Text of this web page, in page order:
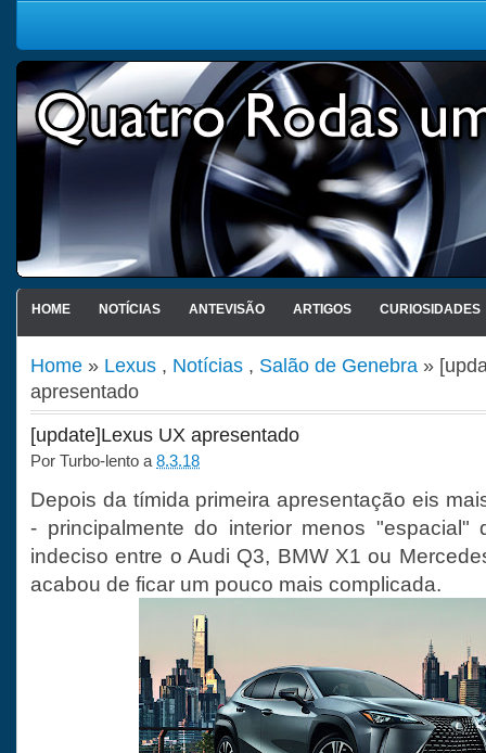
HOME NOTÍCIAS ANTEVISÃO ARTIGOS CURIOSIDADES
Home » Lexus , Notícias , Salão de Genebra »
apresentado
[update]Lexus UX apresentado
Por Turbo-lento a 8.3.18
Depois da tímida primeira apresentação eis
- principalmente do interior menos "espacial"
indeciso entre o Audi Q3, BMW X1 ou
acabou de ficar um pouco mais complicada.